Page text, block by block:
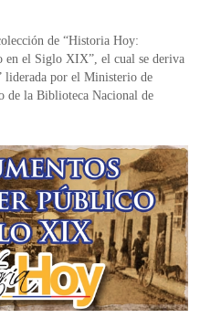
de “Historia Hoy:
en el Siglo XIX”, el cual se deriva
por el Ministerio de
de la Biblioteca Nacional de